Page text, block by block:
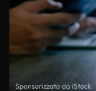
Sponsorizzato da iStock